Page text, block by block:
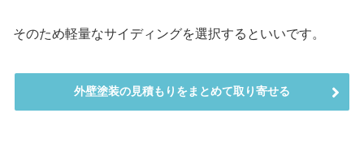
そのため軽量なサイディングを選択するといいです。
外壁塗装の見積もりをまとめて取り寄せる